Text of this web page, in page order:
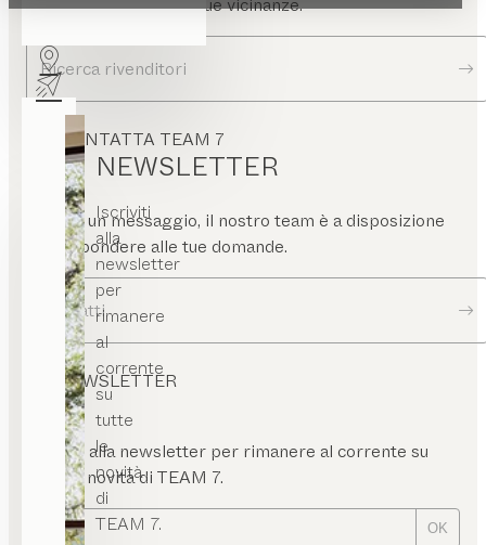
NEWSLETTER
Iscriviti
alla
newsletter
per
rimanere
al
corrente
su
tutte
le
novità
di
TEAM 7.
Ricerca rivenditori
CONTATTA TEAM 7
Scrivici un messaggio, il nostro team è a disposizione
per rispondere alle tue domande.
Contatti
NEWSLETTER
Iscriviti alla newsletter per rimanere al corrente su
tutte le novità di TEAM 7.
OK